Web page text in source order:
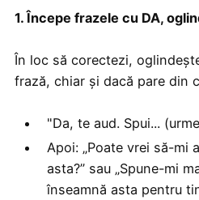
1. Începe frazele cu DA,
În loc să corectezi,
frază, chiar și dacă pare din
"Da, te aud. Spui...
Apoi: „Poate vrei să-mi
asta?” sau „Spune-mi
înseamnă asta pentru